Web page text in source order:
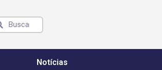
Notícias